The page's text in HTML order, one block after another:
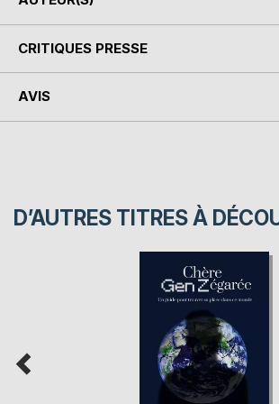
CRITIQUES PRESSE
AVIS
D’AUTRES TITRES À